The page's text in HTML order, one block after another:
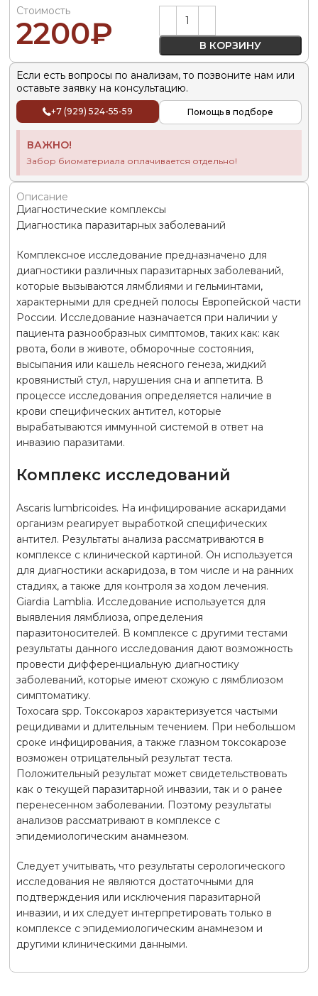
Стоимость
2200₽ В КОРЗИНУ
Alternative:
Если есть вопросы по анализам, то позвоните нам или
оставьте заявку на консультацию.
+7 (929) 524-55-59 Помощь в подборе
ВАЖНО!
Забор биоматериала оплачивается отдельно!
Описание
Диагностические комплексы
Диагностика паразитарных заболеваний
Комплексное исследование предназначено для
диагностики различных паразитарных заболеваний,
которые вызываются лямблиями и гельминтами,
характерными для средней полосы Европейской части
России. Исследование назначается при наличии у
пациента разнообразных симптомов, таких как: как
рвота, боли в животе, обморочные состояния,
высыпания или кашель неясного генеза, жидкий
кровянистый стул, нарушения сна и аппетита. В
процессе исследования определяется наличие в
крови специфических антител, которые
вырабатываются иммунной системой в ответ на
инвазию паразитами.
Комплекс исследований
Ascaris lumbricoides. На инфицирование аскаридами
организм реагирует выработкой специфических
антител. Результаты анализа рассматриваются в
комплексе с клинической картиной. Он используется
для диагностики аскаридоза, в том числе и на ранних
стадиях, а также для контроля за ходом лечения.
Giardia Lamblia. Исследование используется для
выявления лямблиоза, определения
паразитоносителей. В комплексе с другими тестами
результаты данного исследования дают возможность
провести дифференциальную диагностику
заболеваний, которые имеют схожую с лямблиозом
симптоматику.
Toxocara spp. Токсокароз характеризуется частыми
рецидивами и длительным течением. При небольшом
сроке инфицирования, а также глазном токсокарозе
возможен отрицательный результат теста.
Положительный результат может свидетельствовать
как о текущей паразитарной инвазии, так и о ранее
перенесенном заболевании. Поэтому результаты
анализов рассматривают в комплексе с
эпидемиологическим анамнезом.
Следует учитывать, что результаты серологического
исследования не являются достаточными для
подтверждения или исключения паразитарной
инвазии, и их следует интерпретировать только в
комплексе с эпидемиологическим анамнезом и
другими клиническими данными.